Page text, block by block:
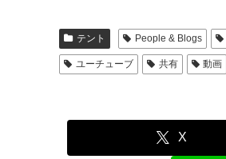
テント People & Blogs
ユーチューブ 共有 動画
X